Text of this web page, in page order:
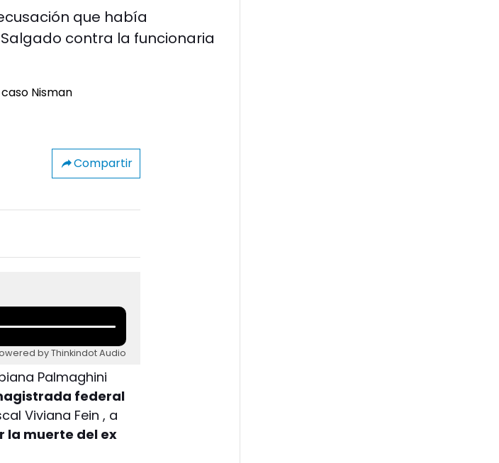
que había
contra la funcionaria
Compartir
by Thinkindot Audio
Palmaghini
federal
Viviana Fein , a
la muerte del ex